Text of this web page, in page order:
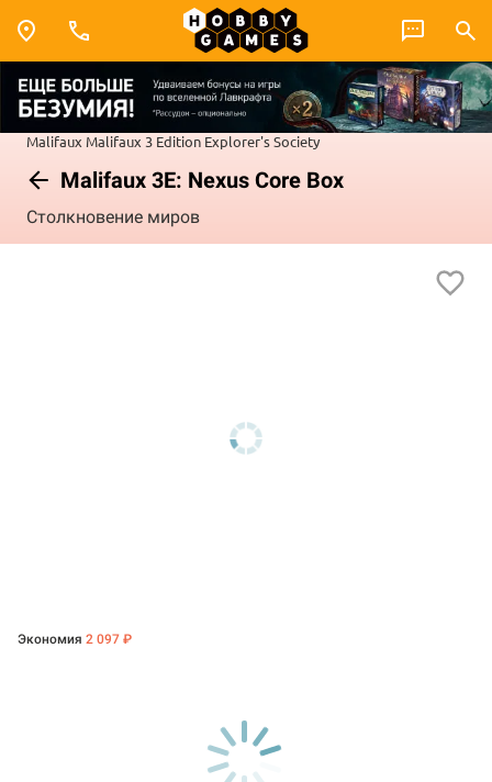
Malifaux Malifaux 3 Edition Explorer's Society
Malifaux 3E: Nexus Core Box
Столкновение миров
Экономия 2 097 ₽